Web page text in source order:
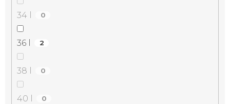
34 l 0
36 l 2
38 l 0
40 l 0